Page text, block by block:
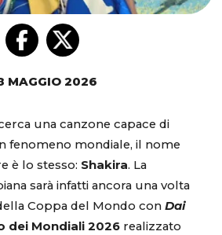
MAGGIO 2026
una canzone capace di
fenomeno mondiale, il nome
è lo stesso: Shakira. La
sarà infatti ancora una volta
Coppa del Mondo con Dai
dei Mondiali 2026 realizzato